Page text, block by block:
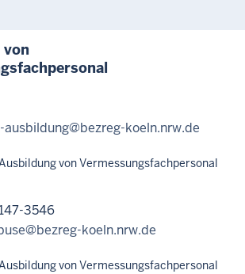
von
ausbildung@bezreg-koeln.nrw.de
von Vermessungsfachpersonal
3546
koeln.nrw.de
von Vermessungsfachpersonal